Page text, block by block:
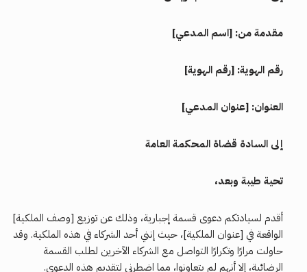
مقدمة من: [اسم المدعي]
رقم الهوية: [رقم الهوية]
العنوان: [عنوان المدعي]
إلى السادة قضاة المحكمة العامة
تحية طيبة وبعد،
أقدم لسيادتكم دعوى قسمة إجبارية، وذلك عن توزيع [وصف الملكية]
الواقعة في [عنوان الملكية]، حيث إنني أحد الشركاء في هذه الملكية. وقد
حاولت مرارًا وتكرارًا التواصل مع الشركاء الآخرين لطلب القسمة
الرضائية، إلا أنهم لم يتعاونوا، مما اضطرني لتقديم هذه الدعوى.